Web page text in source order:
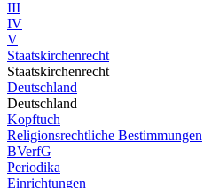
III
IV
V
Staatskirchenrecht
Staatskirchenrecht
Deutschland
Deutschland
Kopftuch
Religionsrechtliche Bestimmungen
BVerfG
Periodika
Einrichtungen